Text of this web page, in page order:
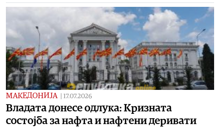
МАКЕДОНИЈА 17.07.2026
Владата донесе одлука: Кризната
состојба за нафта и нафтени деривати